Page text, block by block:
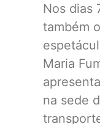
Nos dias
também
Maria
na sede